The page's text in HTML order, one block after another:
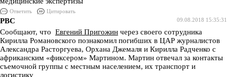
Ответить
Цитировать
09.08.2018 15:35:31
РВС
Сообщают, что Евгений Пригожин через своего сотрудника
Кирилла Романовского познакомил погибших в ЦАР журналистов
Александра Расторгуева, Орхана Джемаля и Кирилла Радченко с
африканским «фиксером» Мартином. Мартин отвечал за контакты
съемочной группы с местным населением, их транспорт и
логистику